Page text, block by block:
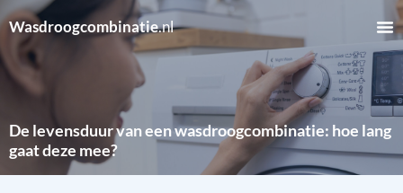
Wasdroogcombinatie.nl
De levensduur van een wasdroogcombinatie: hoe lang
gaat deze mee?